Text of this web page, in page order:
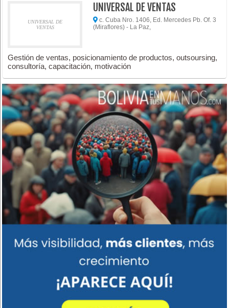
UNIVERSAL DE
VENTAS
UNIVERSAL DE VENTAS
c. Cuba Nro. 1406, Ed. Mercedes Pb. Of. 3
(Miraflores) - La Paz,
Gestión de ventas, posicionamiento de productos, outsoursing,
consultoría, capacitación, motivación